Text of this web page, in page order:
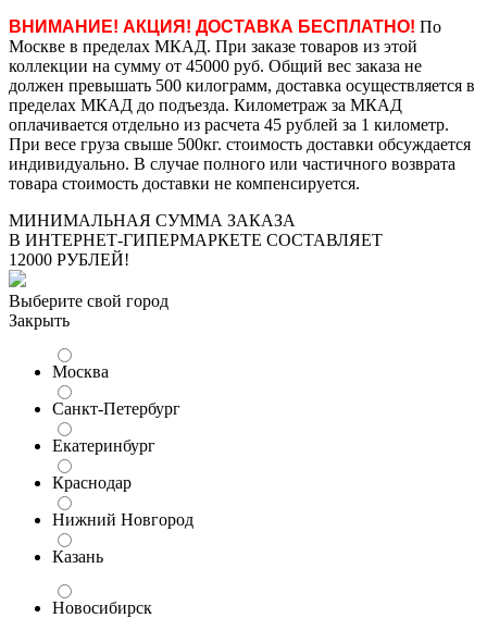
ВНИМАНИЕ! АКЦИЯ! ДОСТАВКА БЕСПЛАТНО! По
Москве в пределах МКАД. При заказе товаров из этой
коллекции на сумму от 45000 руб. Общий вес заказа не
должен превышать 500 килограмм, доставка осуществляется в
пределах МКАД до подъезда. Километраж за МКАД
оплачивается отдельно из расчета 45 рублей за 1 километр.
При весе груза свыше 500кг. стоимость доставки обсуждается
индивидуально. В случае полного или частичного возврата
товара стоимость доставки не компенсируется.
МИНИМАЛЬНАЯ СУММА ЗАКАЗА
В ИНТЕРНЕТ-ГИПЕРМАРКЕТЕ СОСТАВЛЯЕТ
12000 РУБЛЕЙ!
Выберите свой город
Закрыть
Москва
Санкт-Петербург
Екатеринбург
Краснодар
Нижний Новгород
Казань
Новосибирск